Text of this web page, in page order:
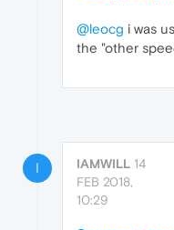
@leocg i was
the "other
I IAMWILL 14
FEB 2018,
10:29